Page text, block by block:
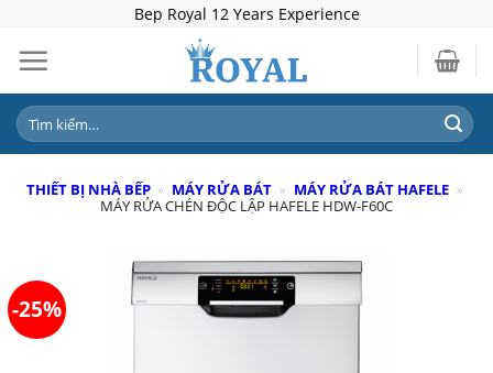
content
Bep Royal 12 Years Experience
Tìm
kiếm:
THIẾT BỊ NHÀ BẾP » MÁY RỬA BÁT » MÁY RỬA BÁT HAFELE »
MÁY RỬA CHÉN ĐỘC LẬP HAFELE HDW-F60C
-25%